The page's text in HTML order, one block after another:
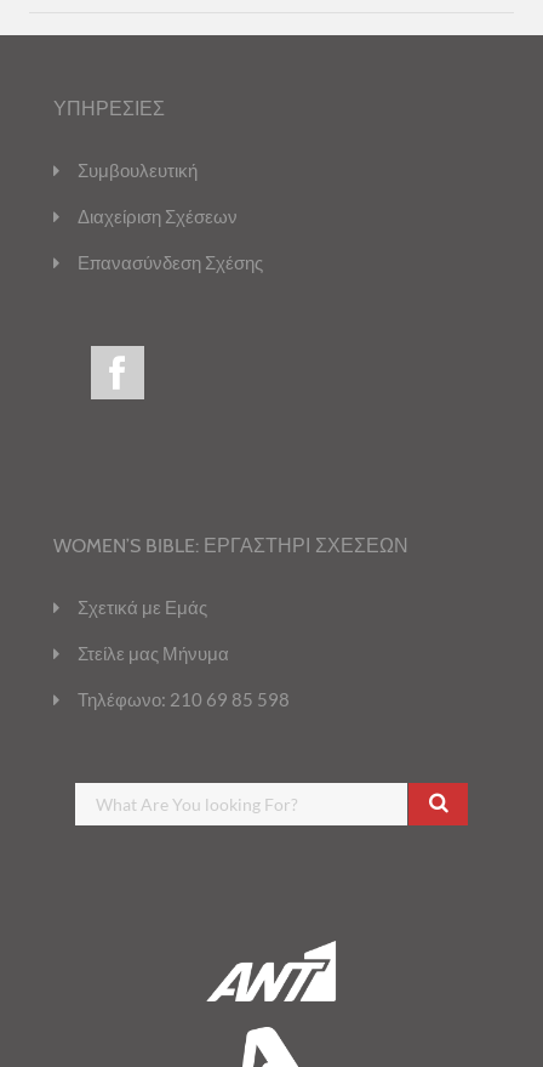
ΥΠΗΡΕΣΙΕΣ
Συμβουλευτική
Διαχείριση Σχέσεων
Επανασύνδεση Σχέσης
WOMEN’S BIBLE: ΕΡΓΑΣΤΗΡΙ ΣΧΕΣΕΩΝ
Σχετικά με Εμάς
Στείλε μας Μήνυμα
Τηλέφωνο: 210 69 85 598